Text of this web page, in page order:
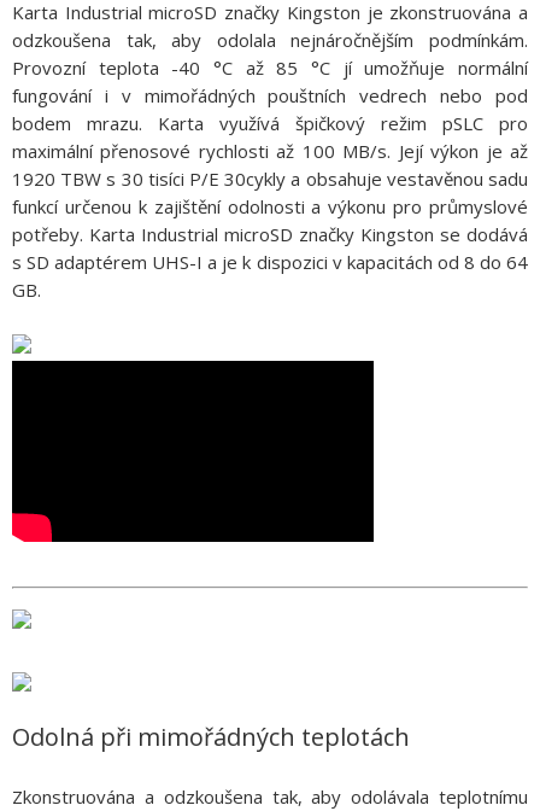
Karta Industrial microSD značky Kingston je zkonstruována a
odzkoušena tak, aby odolala nejnáročnějším podmínkám.
Provozní teplota -40 °C až 85 °C jí umožňuje normální
fungování i v mimořádných pouštních vedrech nebo pod
bodem mrazu. Karta využívá špičkový režim pSLC pro
maximální přenosové rychlosti až 100 MB/s. Její výkon je až
1920 TBW s 30 tisíci P/E 30cykly a obsahuje vestavěnou sadu
funkcí určenou k zajištění odolnosti a výkonu pro průmyslové
potřeby. Karta Industrial microSD značky Kingston se dodává
s SD adaptérem UHS-I a je k dispozici v kapacitách od 8 do 64
GB.
Odolná při mimořádných teplotách
Zkonstruována a odzkoušena tak, aby odolávala teplotnímu